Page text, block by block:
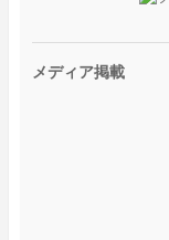
メディア掲載